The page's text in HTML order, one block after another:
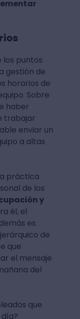
los puntos
gestión de
horarios de
Sobre
haber
trabajar
enviar un
a altas
práctica
de los
y
él, el
es
de
que
el mensaje
del
que